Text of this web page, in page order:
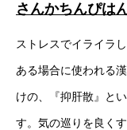
さんかちんぴは
ストレスでイライラ
ある場合に使われる
けの、『抑肝散』と
す。気の巡りを良く